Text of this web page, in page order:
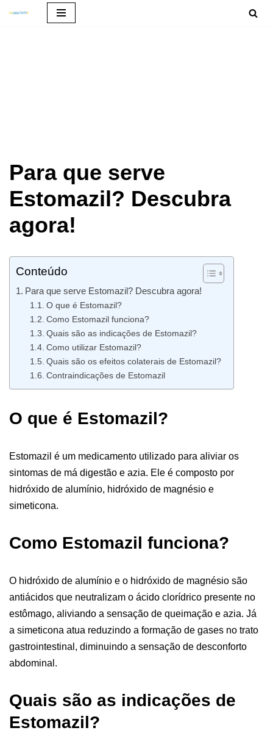
Para que serve
Estomazil? Descubra
agora!
Conteúdo
Para que serve Estomazil? Descubra agora!
O que é Estomazil?
Como Estomazil funciona?
Quais são as indicações de Estomazil?
Como utilizar Estomazil?
Quais são os efeitos colaterais de Estomazil?
Contraindicações de Estomazil
O que é Estomazil?
Estomazil é um medicamento utilizado para aliviar os
sintomas de má digestão e azia. Ele é composto por
hidróxido de alumínio, hidróxido de magnésio e
simeticona.
Como Estomazil funciona?
O hidróxido de alumínio e o hidróxido de magnésio são
antiácidos que neutralizam o ácido clorídrico presente no
estômago, aliviando a sensação de queimação e azia. Já
a simeticona atua reduzindo a formação de gases no trato
gastrointestinal, diminuindo a sensação de desconforto
abdominal.
Quais são as indicações de
Estomazil?